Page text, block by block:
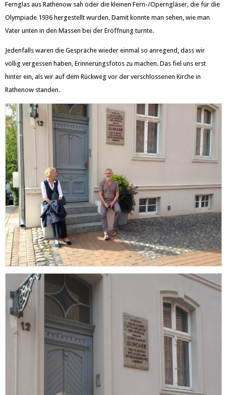
Fernglas aus Rathenow sah oder die kleinen Fern-/Operngläser, die für die
Olympiade 1936 hergestellt wurden. Damit konnte man sehen, wie man
Vater unten in den Massen bei der Eröffnung turnte.
Jedenfalls waren die Gespräche wieder einmal so anregend, dass wir
völlig vergessen haben, Erinnerungsfotos zu machen. Das fiel uns erst
hinter ein, als wir auf dem Rückweg vor der verschlossenen Kirche in
Rathenow standen.